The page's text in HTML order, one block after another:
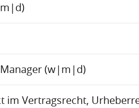
(w|m|d)
im Vertragsrecht,